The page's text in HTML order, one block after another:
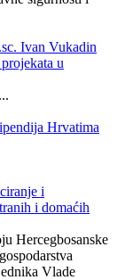
Ivan Vukadin
u
Hrvatima
i
i domaćih
Hercegbosanske
Vlade